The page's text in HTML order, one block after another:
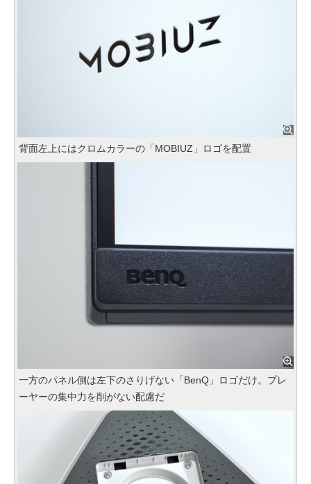
背面左上にはクロムカラーの「MOBIUZ」ロゴを配置
一方のパネル側は左下のさりげない「BenQ」ロゴだけ。プレ
ーヤーの集中力を削がない配慮だ